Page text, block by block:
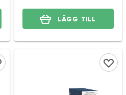
LÄGG TILL